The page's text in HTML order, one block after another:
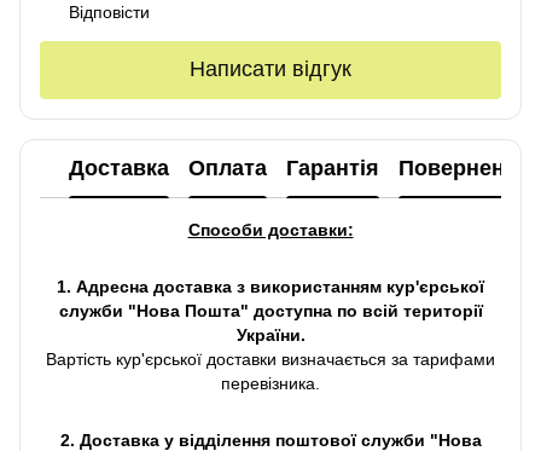
Відповісти
Написати відгук
Доставка Оплата Гарантія Повернення
Способи доставки:
1. Адресна доставка з використанням кур'єрської
служби "Нова Пошта" доступна по всій території
України.
Вартість кур'єрської доставки визначається за тарифами
перевізника.
2. Доставка у відділення поштової служби "Нова